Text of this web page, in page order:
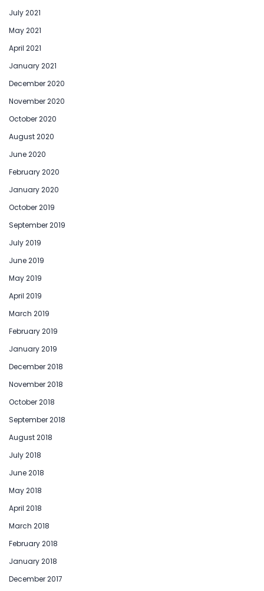
July 2021
May 2021
April 2021
January 2021
December 2020
November 2020
October 2020
August 2020
June 2020
February 2020
January 2020
October 2019
September 2019
July 2019
June 2019
May 2019
April 2019
March 2019
February 2019
January 2019
December 2018
November 2018
October 2018
September 2018
August 2018
July 2018
June 2018
May 2018
April 2018
March 2018
February 2018
January 2018
December 2017